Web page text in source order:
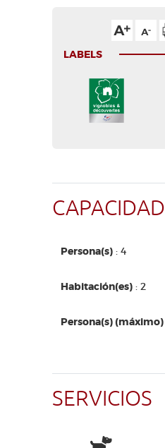
LABELS
CAPACIDAD
Persona(s) : 4
Habitación(es) : 2
Persona(s) (máximo)
SERVICIOS